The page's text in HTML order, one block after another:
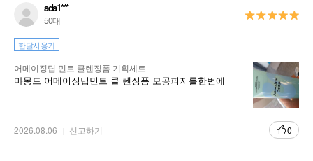
ada1***
50대
한달사용기
어메이징딥 민트 클렌징폼 기획세트
마몽드 어메이징딥민트 클 렌징폼 모공피지를한번에
2026.08.06 신고하기 0